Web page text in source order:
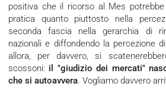
positiva che il ricorso al Mes
pratica quanto piuttosto nella
seconda fascia nella gerarchia di
nazionali e diffondendo la percezione
allora, per davvero, si
scossoni: il "giudizio dei mercati"
che si autoavvera. Vogliamo davvero